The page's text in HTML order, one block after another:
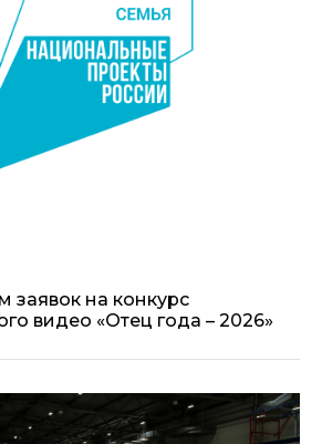
заявок на конкурс
видео «Отец года – 2026»